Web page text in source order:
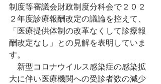
制度等審議会財政制度分科会で２０２
２年度診療報酬改定の議論を控えて、
「医療提供体制の改革なくして診療報
酬改定なし」との見解を表明していま
す。
新型コロナウイルス感染症の感染拡
大に伴い医療機関への受診者数の減少